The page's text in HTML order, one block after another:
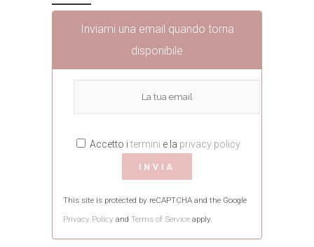
Inviami una email quando torna
disponibile
Accetto i termini e la privacy policy
This site is protected by reCAPTCHA and the Google
Privacy Policy and Terms of Service apply.